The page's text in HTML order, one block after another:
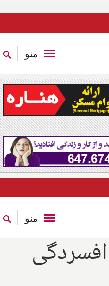
منو
منو